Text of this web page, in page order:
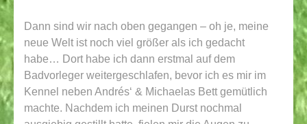
Dann sind wir nach oben gegangen – oh je, meine
neue Welt ist noch viel größer als ich gedacht
habe… Dort habe ich dann erstmal auf dem
Badvorleger weitergeschlafen, bevor ich es mir im
Kennel neben Andrés‘ & Michaelas Bett gemütlich
machte. Nachdem ich meinen Durst nochmal